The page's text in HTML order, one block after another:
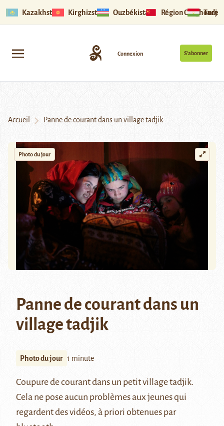
Kazakhstan Kirghizstan Ouzbékistan Région Ouïghoure
S’abonner
Connexion
Accueil Panne de courant dans un village tadjik
Photo du jour
Panne de courant dans un
village tadjik
Photo du jour 1 minute
Coupure de courant dans un petit village tadjik.
Cela ne pose aucun problèmes aux jeunes qui
regardent des vidéos, à priori obtenues par